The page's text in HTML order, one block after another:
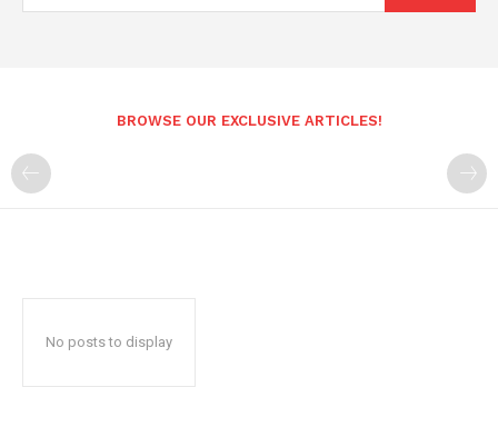
BROWSE OUR EXCLUSIVE ARTICLES!
No posts to display